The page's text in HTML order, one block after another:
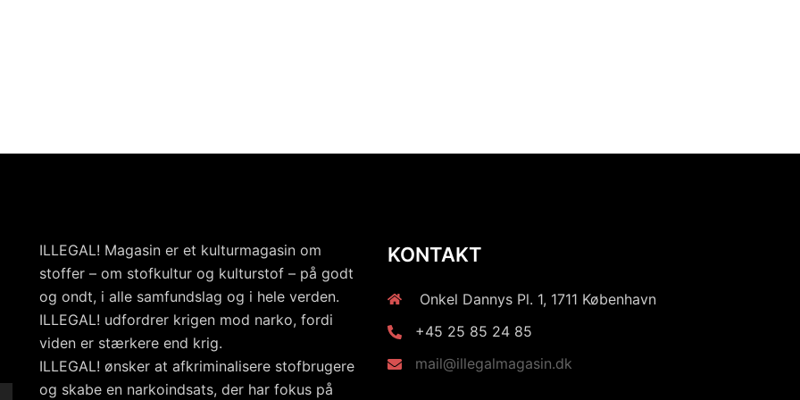
ILLEGAL! Magasin er et kulturmagasin om
stoffer – om stofkultur og kulturstof – på godt
og ondt, i alle samfundslag og i hele verden.
ILLEGAL! udfordrer krigen mod narko, fordi
viden er stærkere end krig.
ILLEGAL! ønsker at afkriminalisere stofbrugere
og skabe en narkoindsats, der har fokus på
KONTAKT
Onkel Dannys Pl. 1, 1711 København
+45 25 85 24 85
mail@illegalmagasin.dk